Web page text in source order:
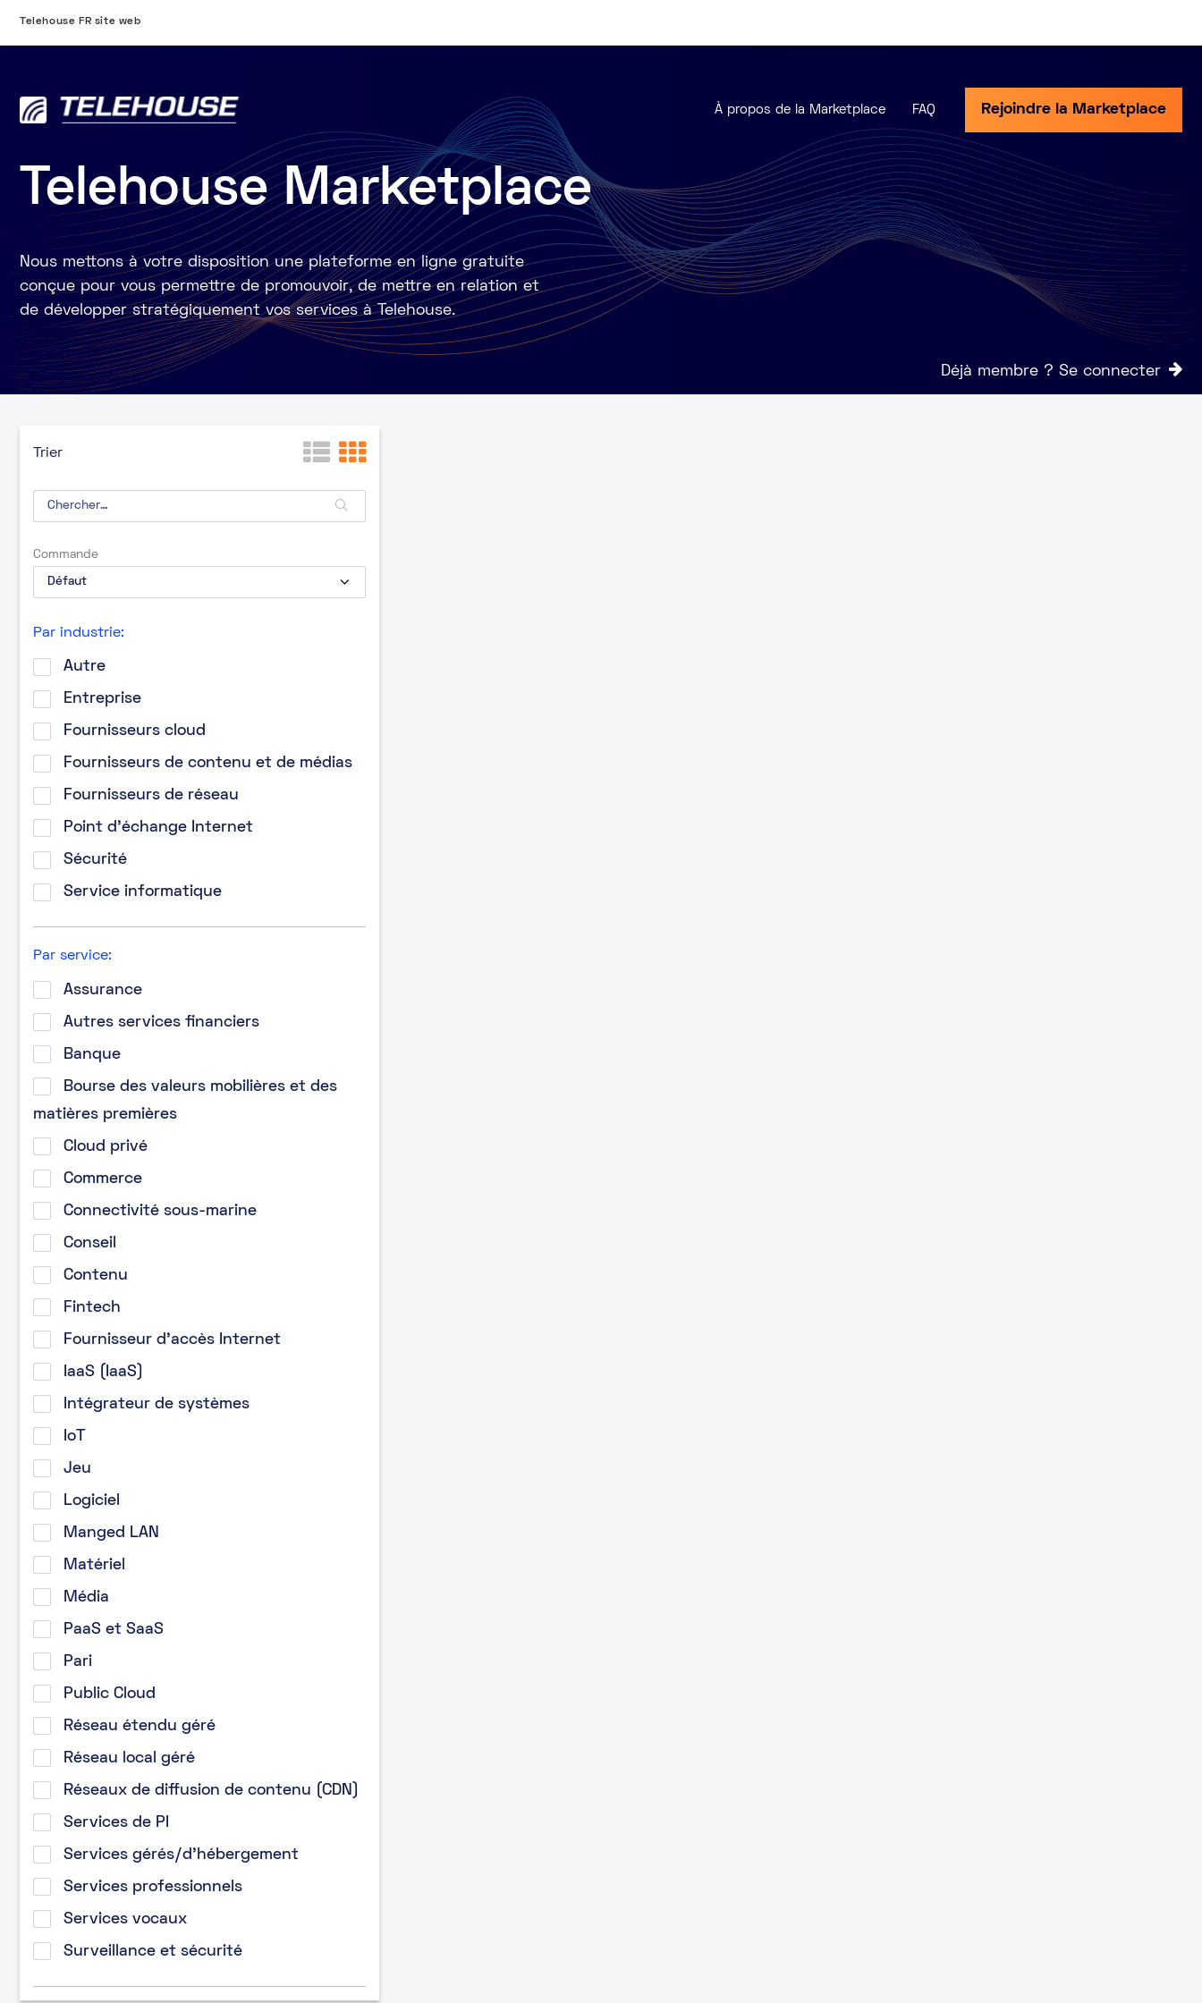
Telehouse FR site web
À propos de la Marketplace FAQ Rejoindre la Marketplace
Telehouse Marketplace
Nous mettons à votre disposition une plateforme en ligne gratuite
conçue pour vous permettre de promouvoir, de mettre en relation et
de développer stratégiquement vos services à Telehouse.
Déjà membre ? Se connecter
Trier
Commande
Par industrie:
Autre
Entreprise
Fournisseurs cloud
Fournisseurs de contenu et de médias
Fournisseurs de réseau
Point d’échange Internet
Sécurité
Service informatique
Par service:
Assurance
Autres services financiers
Banque
Bourse des valeurs mobilières et des
matières premières
Cloud privé
Commerce
Connectivité sous-marine
Conseil
Contenu
Fintech
Fournisseur d’accès Internet
IaaS (IaaS)
Intégrateur de systèmes
IoT
Jeu
Logiciel
Manged LAN
Matériel
Média
PaaS et SaaS
Pari
Public Cloud
Réseau étendu géré
Réseau local géré
Réseaux de diffusion de contenu (CDN)
Services de PI
Services gérés/d’hébergement
Services professionnels
Services vocaux
Surveillance et sécurité